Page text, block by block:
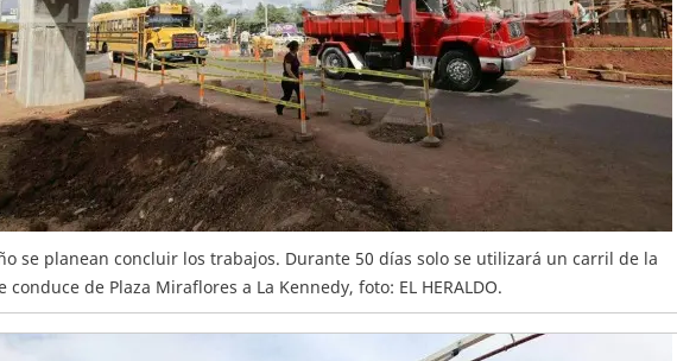
se planean concluir los trabajos. Durante 50 días solo se utilizará un carril de la
conduce de Plaza Miraflores a La Kennedy, foto: EL HERALDO.